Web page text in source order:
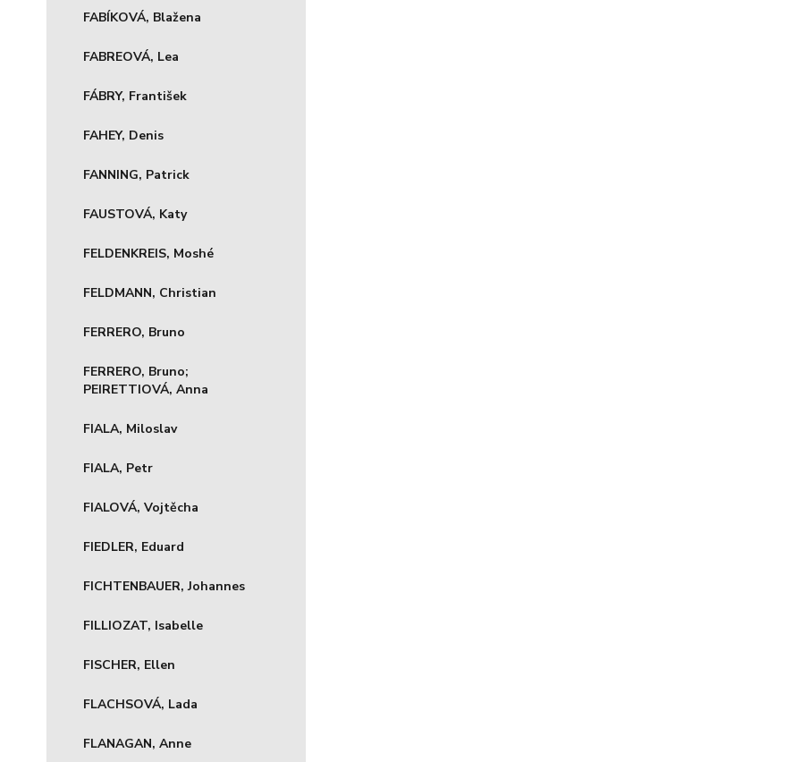
FABÍKOVÁ, Blažena
FABREOVÁ, Lea
FÁBRY, František
FAHEY, Denis
FANNING, Patrick
FAUSTOVÁ, Katy
FELDENKREIS, Moshé
FELDMANN, Christian
FERRERO, Bruno
FERRERO, Bruno;
PEIRETTIOVÁ, Anna
FIALA, Miloslav
FIALA, Petr
FIALOVÁ, Vojtěcha
FIEDLER, Eduard
FICHTENBAUER, Johannes
FILLIOZAT, Isabelle
FISCHER, Ellen
FLACHSOVÁ, Lada
FLANAGAN, Anne